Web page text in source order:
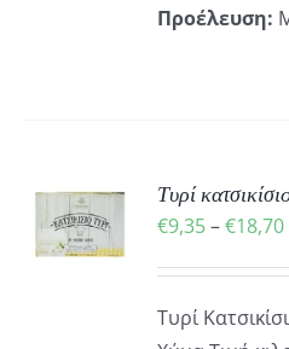
Προέλευση:
Τυρί
€9,35–€18,70
Τυρί